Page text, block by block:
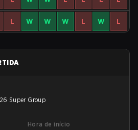
L W W W L W L
Super Group
Hora de início